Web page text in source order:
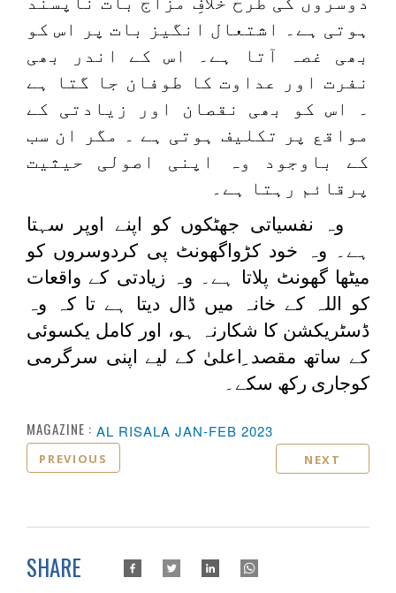
ہوتی ہے۔ اشتعال انگیز بات پر اس کو
بھی غصہ آتا ہے۔ اس کے اندر بھی
نفرت اور عداوت کا طوفان جا گتا ہے
۔ اس کو بھی نقصان اور زیادتی کے
مواقع پر تکلیف ہوتی ہے ۔ مگر ان سب
کے باوجود وہ اپنی اصولی حیثیت
پرقائم رہتا ہے۔
وہ نفسیاتی جھٹکوں کو اپنے اوپر سہتا
ہے۔ وہ خود کڑواگھونٹ پی کردوسروں کو
میٹھا گھونٹ پلاتا ہے۔ وہ زیادتی کے واقعات
کو اللہ کے خانہ میں ڈال دیتا ہے تا کہ وہ
ڈسٹریکشن کا شکارنہ ہو، اور کامل یکسوئی
کے ساتھ مقصد ِاعلیٰ کے لیے اپنی سرگرمی
کوجاری رکھ سکے۔
MAGAZINE : AL RISALA JAN-FEB 2023
PREVIOUS NEXT
SHARE